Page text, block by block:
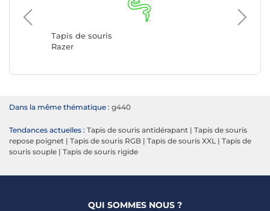
Tapis de souris
Razer
Tapis
Dans la même thématique : g440
Tendances actuelles : Tapis de souris antidérapant | Tapis de souris
repose poignet | Tapis de souris RGB | Tapis de souris XXL | Tapis de
souris souple | Tapis de souris rigide
QUI SOMMES NOUS ?